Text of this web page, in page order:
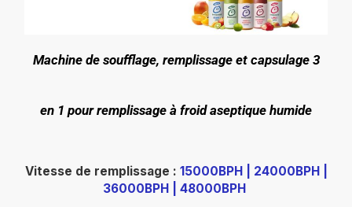
Machine de soufflage, remplissage et capsulage 3
en 1 pour remplissage à froid aseptique humide
Vitesse de remplissage : 15000BPH | 24000BPH |
36000BPH | 48000BPH